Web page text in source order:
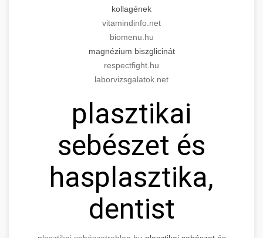
kollagének
vitamindinfo.net
biomenu.hu
magnézium biszglicinát
respectfight.hu
laborvizsgalatok.net
plasztikai
sebészet és
hasplasztika,
dentist